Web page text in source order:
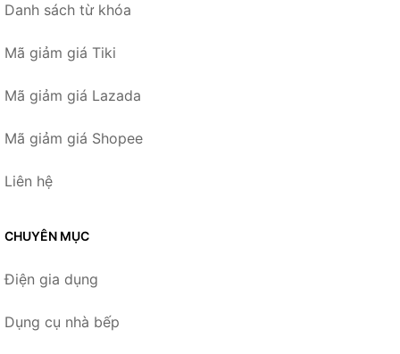
Danh sách từ khóa
Mã giảm giá Tiki
Mã giảm giá Lazada
Mã giảm giá Shopee
Liên hệ
CHUYÊN MỤC
Điện gia dụng
Dụng cụ nhà bếp